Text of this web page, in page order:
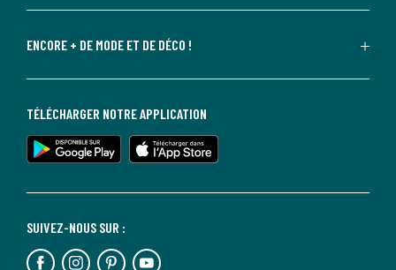
ENCORE + DE MODE ET DE DÉCO !
SUIVEZ-NOUS SUR :
TÉLÉCHARGER NOTRE APPLICATION